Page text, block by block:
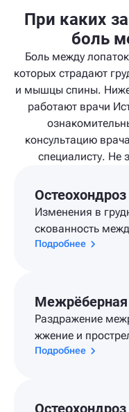
При каких
боль
Боль между
которых страдают
и мышцы спины.
работают врачи
консультацию
специалисту. Не
Остеохондроз
Изменения в
скованность
Подробнее
Межрёберная
Раздражение
жжение и
Подробнее